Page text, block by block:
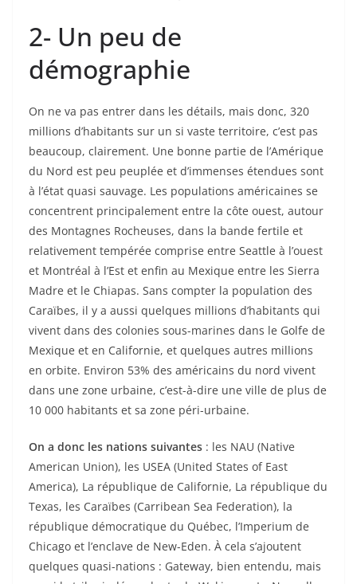
2- Un peu de
démographie
On ne va pas entrer dans les détails, mais donc, 320
millions d’habitants sur un si vaste territoire, c’est pas
beaucoup, clairement. Une bonne partie de l’Amérique
du Nord est peu peuplée et d’immenses étendues sont
à l’état quasi sauvage. Les populations américaines se
concentrent principalement entre la côte ouest, autour
des Montagnes Rocheuses, dans la bande fertile et
relativement tempérée comprise entre Seattle à l’ouest
et Montréal à l’Est et enfin au Mexique entre les Sierra
Madre et le Chiapas. Sans compter la population des
Caraïbes, il y a aussi quelques millions d’habitants qui
vivent dans des colonies sous-marines dans le Golfe de
Mexique et en Californie, et quelques autres millions
en orbite. Environ 53% des américains du nord vivent
dans une zone urbaine, c’est-à-dire une ville de plus de
10 000 habitants et sa zone péri-urbaine.
On a donc les nations suivantes : les NAU (Native
American Union), les USEA (United States of East
America), La république de Californie, La république du
Texas, les Caraïbes (Carribean Sea Federation), la
république démocratique du Québec, l’Imperium de
Chicago et l’enclave de New-Eden. À cela s’ajoutent
quelques quasi-nations : Gateway, bien entendu, mais